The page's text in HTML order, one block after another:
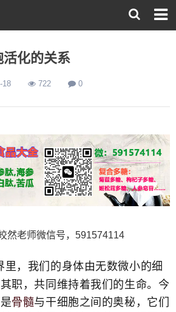
化的关系
18 722 0
然老师微信号，591574114
里，我们的身体由无数微小的细
职，共同维持着我们的生命。今
骨髓与干细胞之间的奥秘，它们